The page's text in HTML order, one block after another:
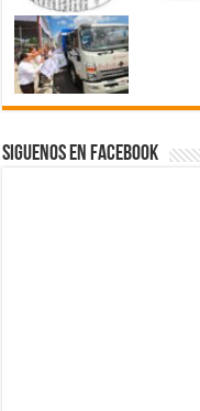
Siguenos en Facebook